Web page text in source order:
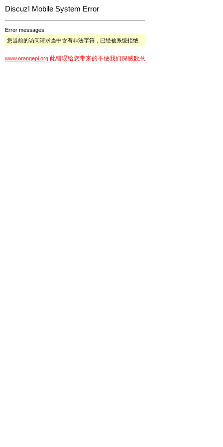
Discuz! Mobile System Error
Error messages:
您当前的访问请求当中含有非法字符，已经被系统拒绝
www.orangepi.org 此错误给您带来的不便我们深感歉意